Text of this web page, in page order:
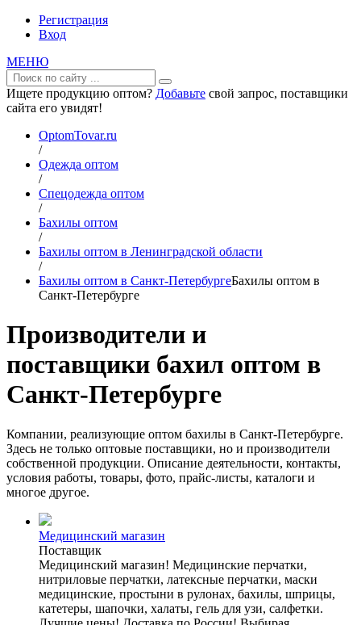
Регистрация
Вход
МЕНЮ
Ищете продукцию оптом? Добавьте свой запрос, поставщики
сайта его увидят!
OptomTovar.ru
/
Одежда оптом
/
Спецодежда оптом
/
Бахилы оптом
/
Бахилы оптом в Ленинградской области
/
Бахилы оптом в Санкт-ПетербургеБахилы оптом в
Санкт-Петербурге
Производители и
поставщики бахил оптом в
Санкт-Петербурге
Компании, реализующие оптом бахилы в Санкт-Петербурге.
Здесь не только оптовые поставщики, но и производители
собственной продукции. Описание деятельности, контакты,
условия работы, товары, фото, прайс-листы, каталоги и
многое другое.
Медицинский магазин
Поставщик
Медицинский магазин! Медицинские перчатки,
нитриловые перчатки, латексные перчатки, маски
медицинские, простыни в рулонах, бахилы, шприцы,
катетеры, шапочки, халаты, гель для узи, салфетки.